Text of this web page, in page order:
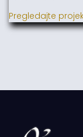
Pregledajte